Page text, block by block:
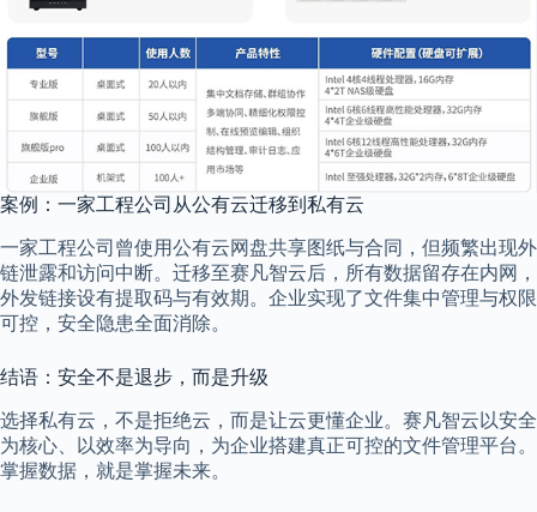
案例：一家工程公司从公有云迁移到私有云
一家工程公司曾使用公有云网盘共享图纸与合同，但频繁出现外
链泄露和访问中断。迁移至赛凡智云后，所有数据留存在内网，
外发链接设有提取码与有效期。企业实现了文件集中管理与权限
可控，安全隐患全面消除。
结语：安全不是退步，而是升级
选择私有云，不是拒绝云，而是让云更懂企业。赛凡智云以安全
为核心、以效率为导向，为企业搭建真正可控的文件管理平台。
掌握数据，就是掌握未来。